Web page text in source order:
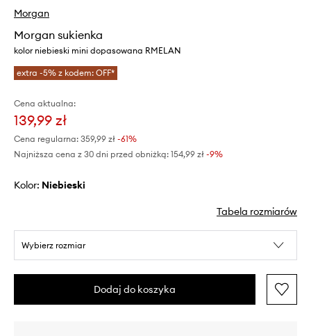
Morgan
Morgan sukienka
kolor niebieski mini dopasowana RMELAN
extra -5% z kodem: OFF*
Cena aktualna:
139,99 zł
Cena regularna: 359,99 zł -61%
Najniższa cena z 30 dni przed obniżką: 154,99 zł -9%
Kolor: niebieski
Tabela rozmiarów
Wybierz rozmiar
Dodaj do koszyka